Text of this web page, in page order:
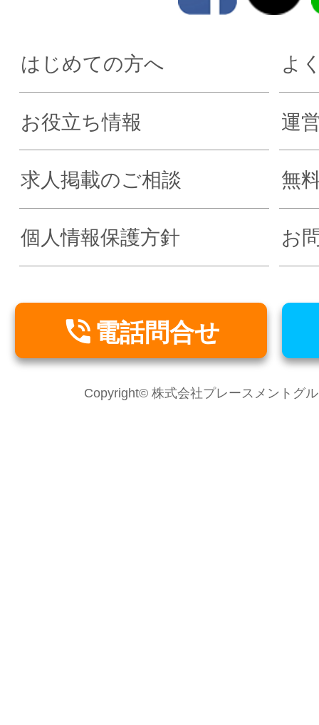
はじめての方へ よ
お役立ち情報 運
求人掲載のご相談 無
個人情報保護方針 お
 電話問合せ
Copyright© 株式会社プレースメントグ